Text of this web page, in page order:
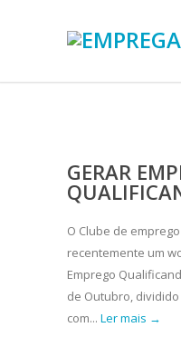
GERAR
O Clube de
recentemente um
Emprego
de Outubro,
com... Ler mais →